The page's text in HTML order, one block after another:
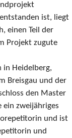
ist, liegt
einen Teil der
Projekt zugute
in Heidelberg,
Breisgau und der
den Master
ein zweijähriges
und ist
und